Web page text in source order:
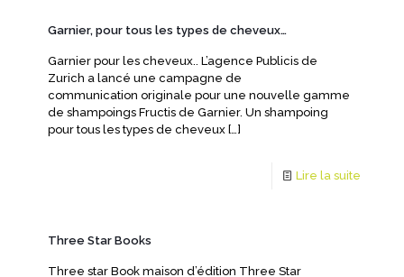
Garnier, pour tous les types de cheveux…
Garnier pour les cheveux.. L’agence Publicis de
Zurich a lancé une campagne de
communication originale pour une nouvelle gamme
de shampoings Fructis de Garnier. Un shampoing
pour tous les types de cheveux […]
Lire la suite
Three Star Books
Three star Book maison d’édition Three Star